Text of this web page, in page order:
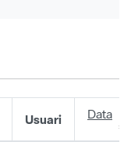
Usuari Data